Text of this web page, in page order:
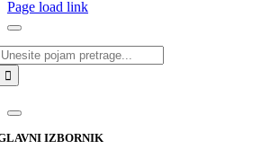
Page load link
IZBORNIK